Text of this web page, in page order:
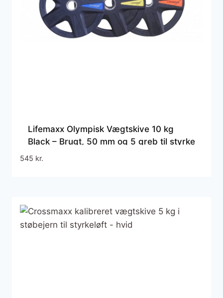
Lifemaxx Olympisk Vægtskive 10 kg
Black – Brugt, 50 mm og 5 greb til styrke
og funktionel træning
545 kr.